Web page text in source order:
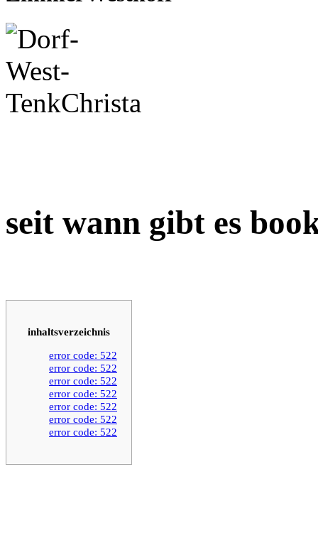
seit wann gibt es
inhaltsverzeichnis
error code: 522
error code: 522
error code: 522
error code: 522
error code: 522
error code: 522
error code: 522